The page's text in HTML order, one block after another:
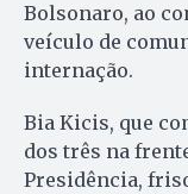
Bolsonaro, ao
veículo de
internação.
Bia Kicis, que
dos três na
Presidência,